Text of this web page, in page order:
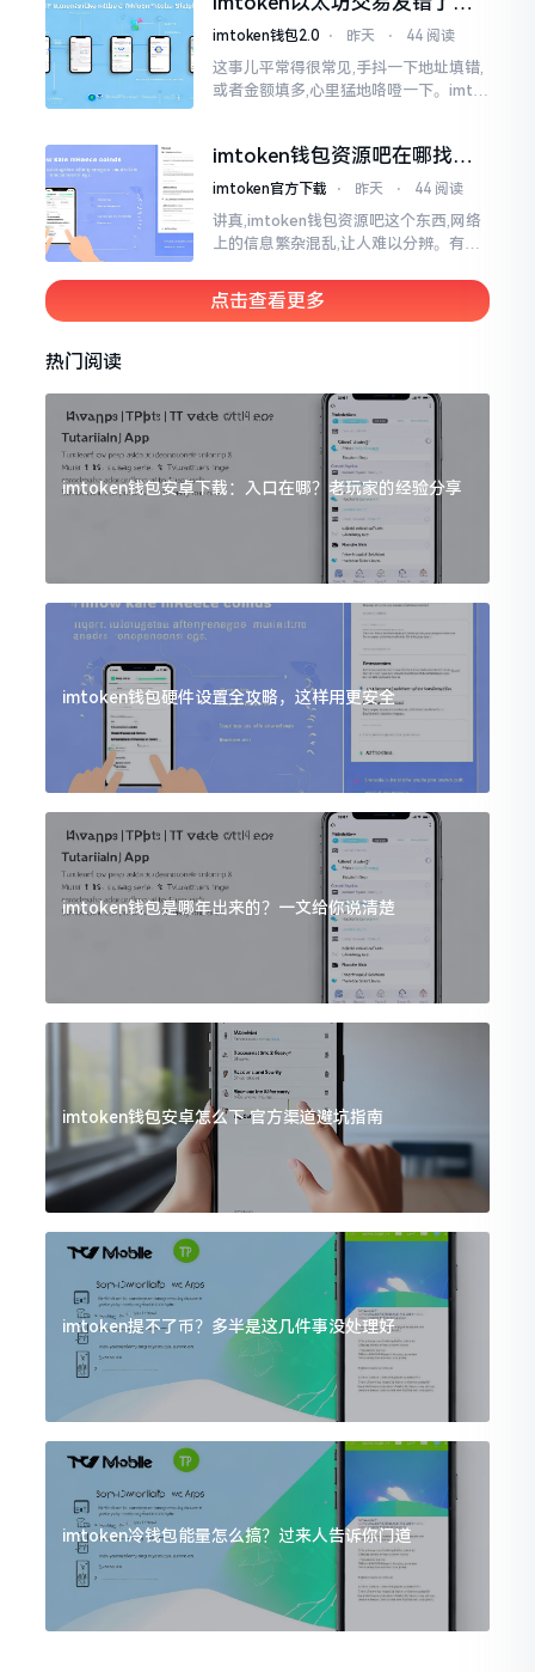
为畅快
整？取消方法告诉你
imtoken钱包2.0 ⋅ 昨天 ⋅ 44 阅读
这事儿平常得很常见,手抖一下地址填错,
或者金额填多,心里猛地咯噔一下。imto
imtoken钱包资源吧在哪找，
这些坑我帮你趟过
imtoken官方下载 ⋅ 昨天 ⋅ 44 阅读
讲真,imtoken钱包资源吧这个东西,网络
上的信息繁杂混乱,让人难以分辨。有的
三方进行的搬运。倘若找对了资源
点击查看更多
热门阅读
imtoken钱包安卓下载：入口在哪？老玩家的经验分享
imtoken钱包硬件设置全攻略，这样用更安全
imtoken钱包是哪年出来的？一文给你说清楚
imtoken钱包安卓怎么下 官方渠道避坑指南
imtoken提不了币？多半是这几件事没处理好
imtoken冷钱包能量怎么搞？过来人告诉你门道